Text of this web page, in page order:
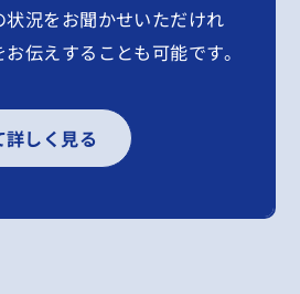
況をお聞かせいただけれ
伝えすることも可能です。
しく見る